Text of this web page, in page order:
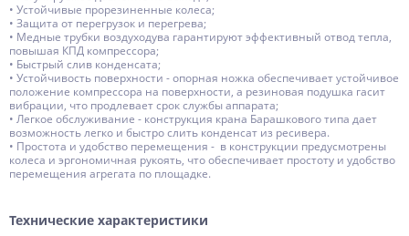
• Устойчивые прорезиненные колеса;
• Защита от перегрузок и перегрева;
• Медные трубки воздуходува гарантируют эффективный отвод тепла,
повышая КПД компрессора;
• Быстрый слив конденсата;
• Устойчивость поверхности - опорная ножка обеспечивает устойчивое
положение компрессора на поверхности, а резиновая подушка гасит
вибрации, что продлевает срок службы аппарата;
• Легкое обслуживание - конструкция крана Барашкового типа дает
возможность легко и быстро слить конденсат из ресивера.
• Простота и удобство перемещения - в конструкции предусмотрены
колеса и эргономичная рукоять, что обеспечивает простоту и удобство
перемещения агрегата по площадке.
Технические характеристики